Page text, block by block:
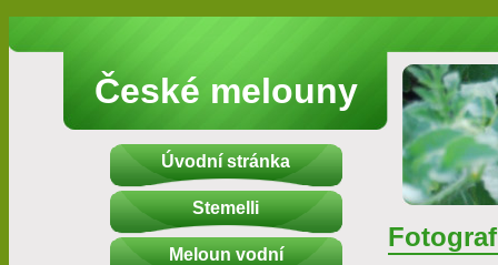
České melouny
Úvodní stránka
Stemelli
Meloun vodní